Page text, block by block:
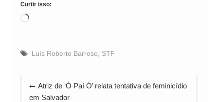
Curtir isso:
Carregando...
Luís Roberto Barroso STF
Navegação
de
Atriz de ‘Ó Paí Ó’ relata tentativa de feminicídio
em Salvador